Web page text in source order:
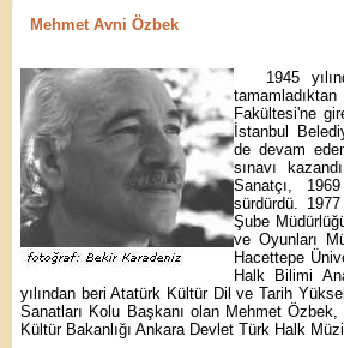
Mehmet Avni Özbek
1945
Fakültesi'ne
İstanbul
de devam
sınavı
Sanatçı,
sürdürdü.
Şube
ve Oyunları
Hacettepe
Halk Bilimi
yılından beri Atatürk Kültür Dil ve Tarih
Sanatları Kolu Başkanı olan Mehmet
Kültür Bakanlığı Ankara Devlet Türk Halk